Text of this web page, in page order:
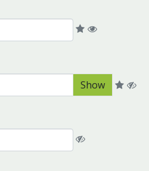
Show